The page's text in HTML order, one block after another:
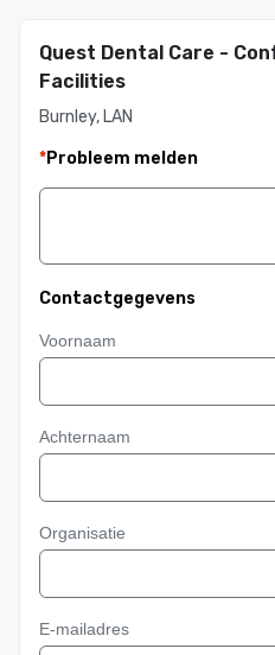
Quest Dental Care -
Facilities
Burnley, LAN
*Probleem melden
Contactgegevens
Voornaam
Achternaam
Organisatie
E-mailadres